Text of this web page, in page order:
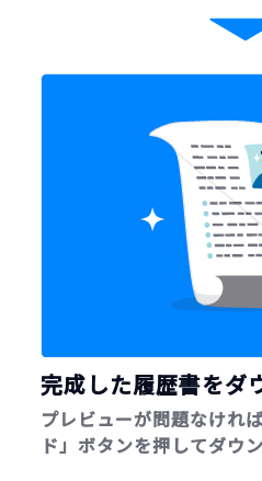
完成した履歴書をダ
プレビューが問題なけれ
ド」ボタンを押してダウ